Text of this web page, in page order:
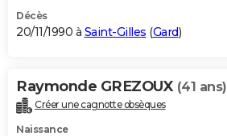
Décès
20/11/1990 à Saint-Gilles (Gard)
Raymonde GREZOUX (41 ans)
Créer une cagnotte obsèques
Naissance